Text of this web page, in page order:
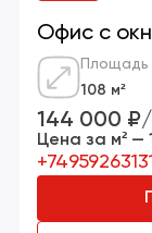
Офис с
Площадь
108 м²
144 000
Цена за м² —
+74959263131